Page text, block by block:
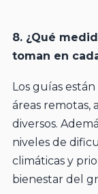
8. ¿Qué
toman en
Los guías
áreas remotas,
diversos.
niveles de
climáticas y
bienestar del